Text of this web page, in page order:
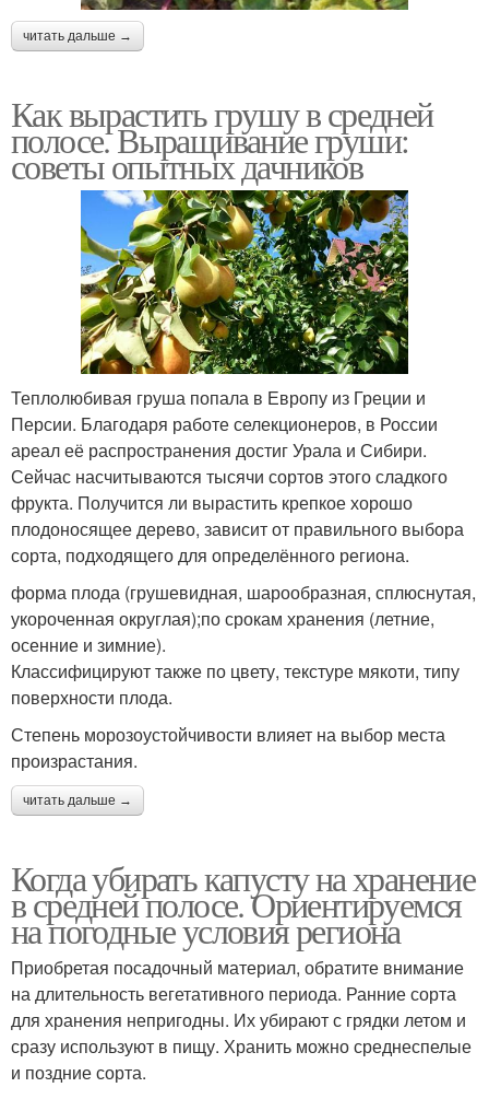
читать дальше →
Как вырастить грушу в средней
полосе. Выращивание груши:
советы опытных дачников
Теплолюбивая груша попала в Европу из Греции и
Персии. Благодаря работе селекционеров, в России
ареал её распространения достиг Урала и Сибири.
Сейчас насчитываются тысячи сортов этого сладкого
фрукта. Получится ли вырастить крепкое хорошо
плодоносящее дерево, зависит от правильного выбора
сорта, подходящего для определённого региона.
форма плода (грушевидная, шарообразная, сплюснутая,
укороченная округлая);по срокам хранения (летние,
осенние и зимние).
Классифицируют также по цвету, текстуре мякоти, типу
поверхности плода.
Степень морозоустойчивости влияет на выбор места
произрастания.
читать дальше →
Когда убирать капусту на хранение
в средней полосе. Ориентируемся
на погодные условия региона
Приобретая посадочный материал, обратите внимание
на длительность вегетативного периода. Ранние сорта
для хранения непригодны. Их убирают с грядки летом и
сразу используют в пищу. Хранить можно среднеспелые
и поздние сорта.